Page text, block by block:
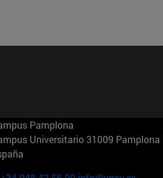
Pamplona
Universitario 31009 Pamplona